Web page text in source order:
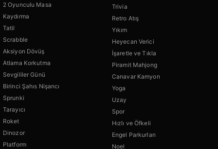
2 Oyunculu Masa
Kaydırma
Tatil
Scrabble
Aksiyon Dövüş
Atlama Korkutma
Sevgililer Günü
Birinci Şahıs Nişancı
Sprunki
Tarayıcı
Roket
Dinozor
Platform
Trivia
Retro Atış
Yıkım
Heyecan Verici
İşaretle ve Tıkla
Piramit Mahjong
Canavar Kamyon
Yoga
Uzay
Spor
Hızlı ve Öfkeli
Engel Parkurları
Noel